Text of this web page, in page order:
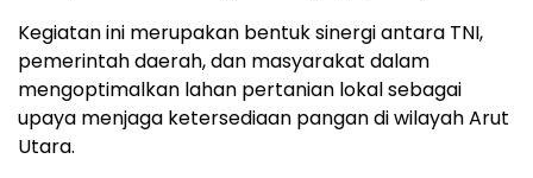
Kegiatan ini merupakan bentuk sinergi antara TNI,
pemerintah daerah, dan masyarakat dalam
mengoptimalkan lahan pertanian lokal sebagai
upaya menjaga ketersediaan pangan di wilayah Arut
Utara.